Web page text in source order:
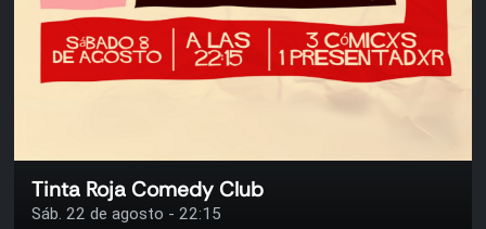
Tinta Roja Comedy Club
Sáb. 22 de agosto - 22:15